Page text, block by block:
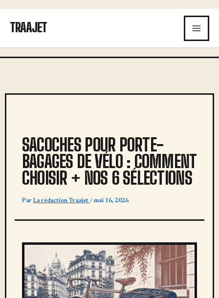
contenu
TRAAJET
SACOCHES POUR PORTE-
BAGAGES DE VÉLO : COMMENT
CHOISIR + NOS 6 SÉLECTIONS
Par La rédaction Traajet / mai 16, 2026